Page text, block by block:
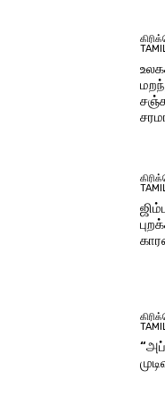
TAMIL